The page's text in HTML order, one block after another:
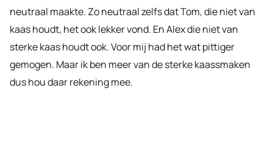
neutraal maakte. Zo neutraal zelfs dat Tom, die niet van
kaas houdt, het ook lekker vond. En Alex die niet van
sterke kaas houdt ook. Voor mij had het wat pittiger
gemogen. Maar ik ben meer van de sterke kaassmaken
dus hou daar rekening mee.